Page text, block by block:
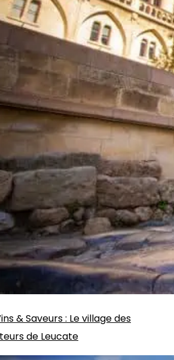
& Saveurs: Le village des
de Leucate